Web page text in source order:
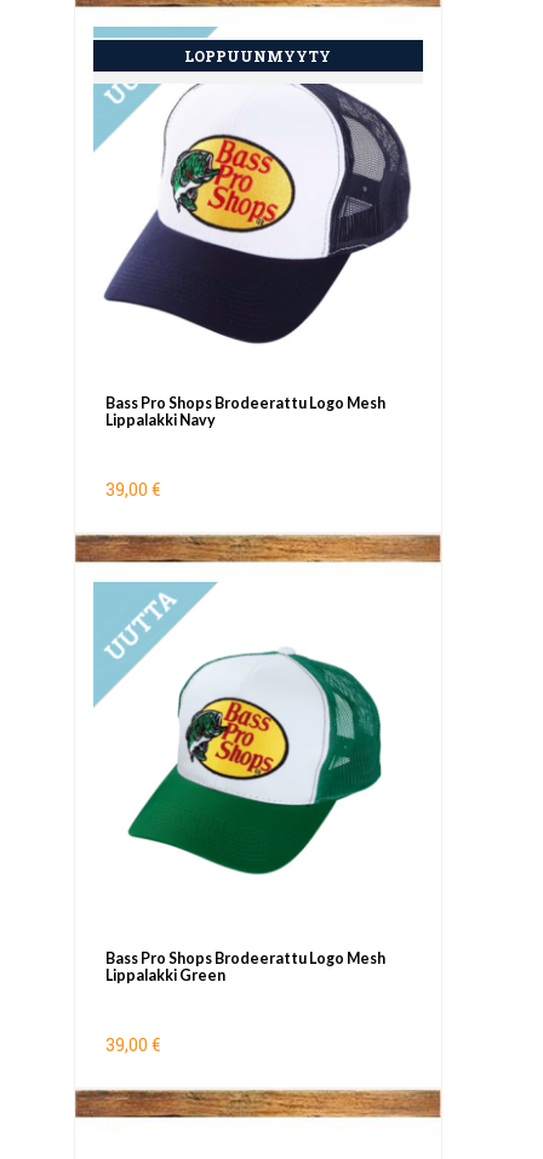
UUTUUS
Bass Pro Shops Brodeerattu Logo Mesh
Lippalakki Navy
39,00 €
Bass Pro Shops Brodeerattu Logo Mesh
Lippalakki Green
39,00 €